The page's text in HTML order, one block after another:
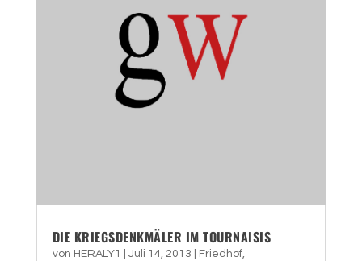
DIE KRIEGSDENKMÄLER IM TOURNAISIS
von HERALY1 Juli 14, 2013 Friedhof,